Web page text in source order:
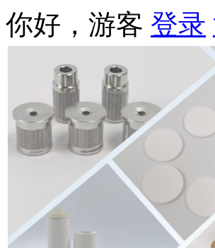
你好，游客 登录